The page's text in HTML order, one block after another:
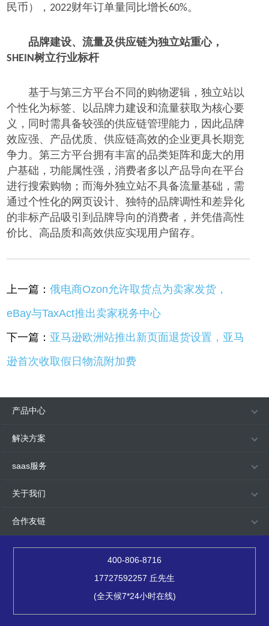
民币）， 2022财年订单量同比增长60%。
品牌建设、流量及供应链为独立站重心，
SHEIN树立行业标杆
基于与第三方平台不同的购物逻辑，独立站以
个性化为标签、以品牌力建设和流量获取为核心要
义，同时需具备较强的供应链管理能力，因此品牌
效应强、产品优质、供应链高效的企业更具长期竞
争力。第三方平台拥有丰富的品类矩阵和庞大的用
户基础，功能属性强，消费者多以产品导向在平台
进行搜索购物；而海外独立站不具备流量基础，需
通过个性化的网页设计、独特的品牌调性和差异化
的非标产品吸引到品牌导向的消费者，并凭借高性
价比、高品质和高效供应实现用户留存。
上一篇：俄电商Ozon允许取货点为卖家发货，
eBay与TaxAct推出卖家税务中心
下一篇： 亚马逊欧洲站推出新页面退货设置，亚马
逊首次收取假日物流附加费
产品中心
解决方案
saas服务
关于我们
合作友链
400-806-8716
17727592257 丘先生
(全天候7*24小时在线)